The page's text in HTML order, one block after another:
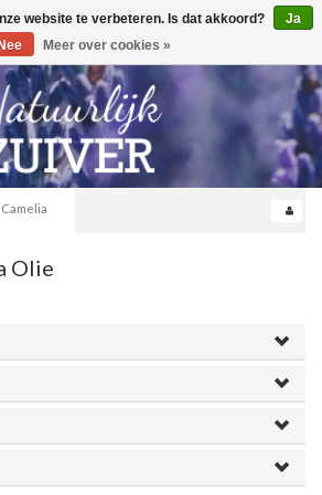
0
Camelia
Olie
website te verbeteren. Is dat akkoord?
Ja
Nee
Meer over cookies »